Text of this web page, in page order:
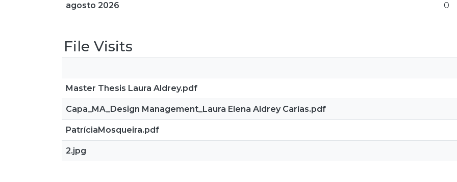
agosto 2026 0
File Visits
Master Thesis Laura Aldrey.pdf
Capa_MA_Design Management_Laura Elena Aldrey Carías.pdf
PatríciaMosqueira.pdf
2.jpg